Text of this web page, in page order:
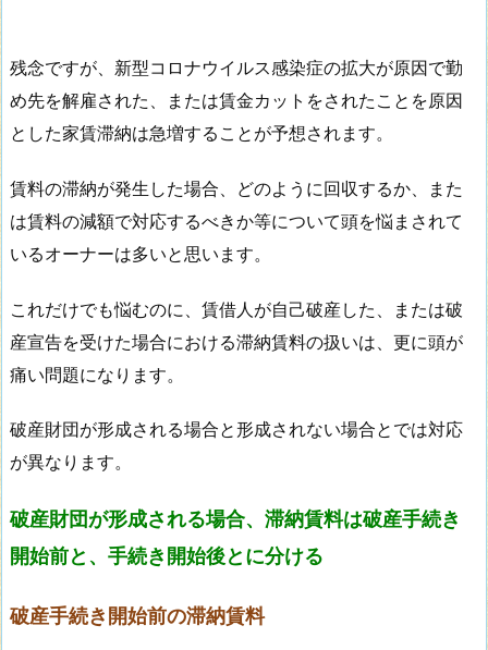
残念ですが、新型コロナウイルス感染症の拡大が原因で勤
め先を解雇された、または賃金カットをされたことを原因
とした家賃滞納は急増することが予想されます。
賃料の滞納が発生した場合、どのように回収するか、また
は賃料の減額で対応するべきか等について頭を悩まされて
いるオーナーは多いと思います。
これだけでも悩むのに、賃借人が自己破産した、または破
産宣告を受けた場合における滞納賃料の扱いは、更に頭が
痛い問題になります。
破産財団が形成される場合と形成されない場合とでは対応
が異なります。
破産財団が形成される場合、滞納賃料は破産手続き
開始前と、手続き開始後とに分ける
破産手続き開始前の滞納賃料